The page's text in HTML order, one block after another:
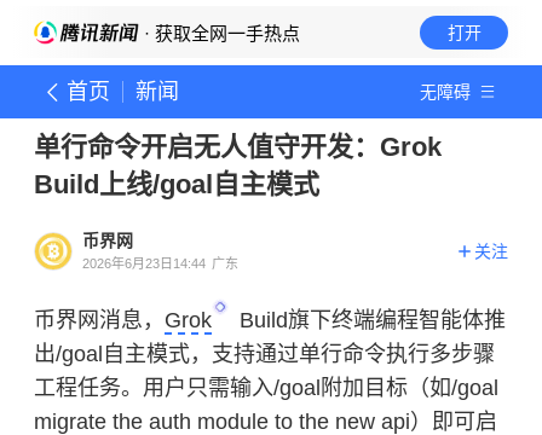
· 获取全网一手热点 打开
首页 新闻 无障碍
单行命令开启无人值守开发：Grok
Build上线/goal自主模式
币界网
2026年6月23日14:44 广东
关注
币界网消息， Grok
Build旗下终端编程智能体推
出/goal自主模式，支持通过单行命令执行多步骤
工程任务。用户只需输入/goal附加目标（如/goal
migrate the auth module to the new api）即可启